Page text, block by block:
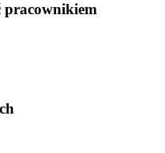
pracownikiem